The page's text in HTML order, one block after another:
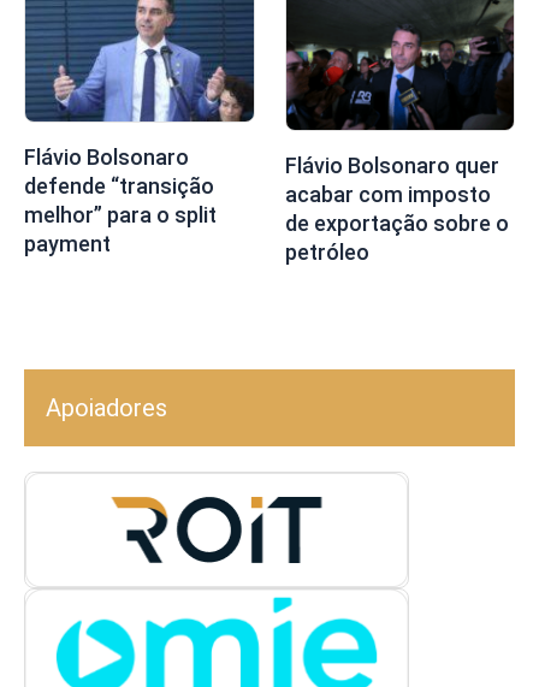
Flávio Bolsonaro
defende “transição
melhor” para o split
payment
Flávio Bolsonaro quer
acabar com imposto
de exportação sobre o
petróleo
Apoiadores